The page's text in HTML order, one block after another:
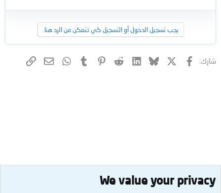
يجب تسجيل الدخول أو التسجيل كي تتمكن من الرد هنا.
شارك: فيسبوك X (Twitter)
Bluesky
LinkedIn
Reddit
Pinterest
Tumblr
WhatsApp
البريدالرابط
We value your privacy